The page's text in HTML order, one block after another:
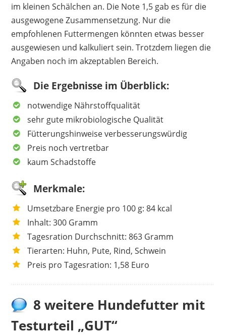
im kleinen Schälchen an. Die Note 1,5 gab es für die
ausgewogene Zusammensetzung. Nur die
empfohlenen Futtermengen könnten etwas besser
ausgewiesen und kalkuliert sein. Trotzdem liegen die
Angaben noch im akzeptablen Bereich.
Die Ergebnisse im Überblick:
notwendige Nährstoffqualität
sehr gute mikrobiologische Qualität
Fütterungshinweise verbesserungswürdig
Preis noch vertretbar
kaum Schadstoffe
Merkmale:
Umsetzbare Energie pro 100 g: 84 kcal
Inhalt: 300 Gramm
Tagesration Durchschnitt: 863 Gramm
Tierarten: Huhn, Pute, Rind, Schwein
Preis pro Tagesration: 1,58 Euro
8 weitere Hundefutter mit
Testurteil „GUT“